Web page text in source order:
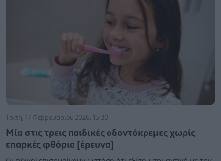
Τρίτη, 17 Φεβρουαρίου 2026, 15:30
Μία στις τρεις παιδικές οδοντόκρεμες χωρίς
επαρκές φθόριο [έρευνα]